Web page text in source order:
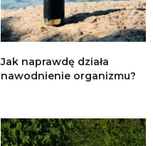
Jak naprawdę działa
nawodnienie organizmu?